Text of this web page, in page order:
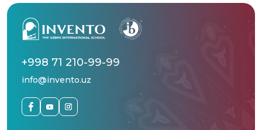
+998 71 210-99-99
info@invento.uz